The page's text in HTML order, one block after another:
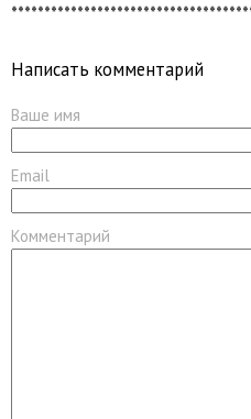
Написать комментарий
Ваше имя
Email
Комментарий